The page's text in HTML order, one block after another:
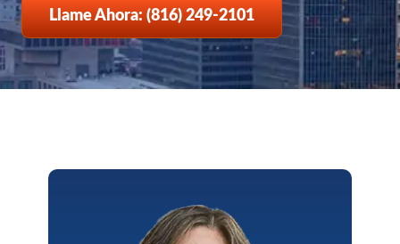
Llame Ahora: (816) 249-2101